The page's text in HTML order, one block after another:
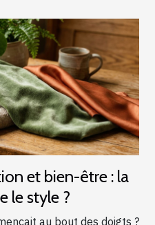
et bien-être : la
le style ?
au bout des doigts ?